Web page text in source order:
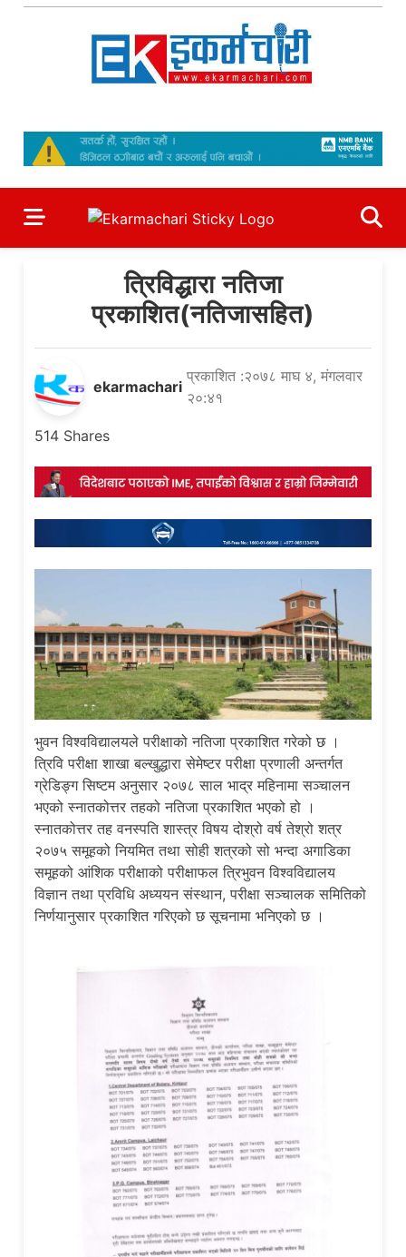
Skip
त्रिविद्धारा नतिजा
प्रकाशित(नतिजासहित)
ekarmachari
प्रकाशित :२०७८ माघ ४, मंगलवार
२०:४१
514 Shares
भुवन विश्वविद्यालयले परीक्षाको नतिजा प्रकाशित गरेको छ ।
त्रिवि परीक्षा शाखा बल्खुद्धारा सेमेष्टर परीक्षा प्रणाली अन्तर्गत
ग्रेडिङ्ग सिष्टम अनुसार २०७८ साल भाद्र महिनामा सञ्चालन
भएको स्नातकोत्तर तहको नतिजा प्रकाशित भएको हो ।
स्नातकोत्तर तह वनस्पति शास्त्र विषय दोश्रो वर्ष तेश्रो शत्र
२०७५ समूहको नियमित तथा सोही शत्रको सो भन्दा अगाडिका
समूहको आंशिक परीक्षाको परीक्षाफल त्रिभुवन विश्वविद्यालय
विज्ञान तथा प्रविधि अध्ययन संस्थान, परीक्षा सञ्चालक समितिको
निर्णयानुसार प्रकाशित गरिएको छ सूचनामा भनिएको छ ।